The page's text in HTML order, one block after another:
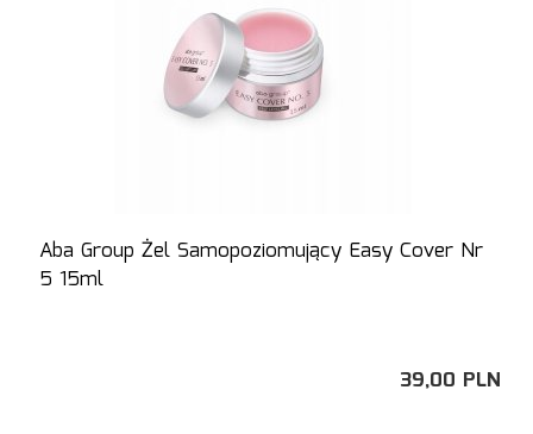
Aba Group Żel Samopoziomujący Easy Cover Nr
5 15ml
39,00 PLN